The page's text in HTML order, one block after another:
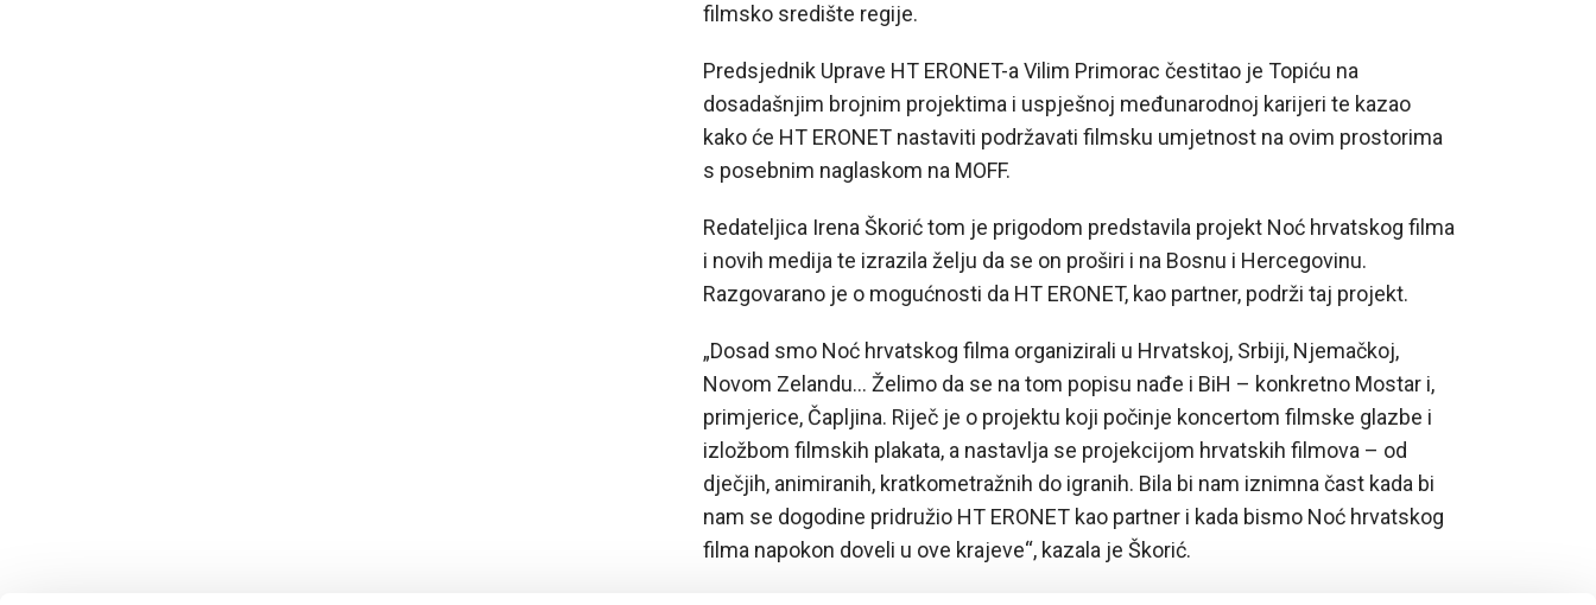
filmsko središte regije.
Predsjednik Uprave HT ERONET-a Vilim Primorac čestitao je Topiću na
dosadašnjim brojnim projektima i uspješnoj međunarodnoj karijeri te kazao
kako će HT ERONET nastaviti podržavati filmsku umjetnost na ovim prostorima
s posebnim naglaskom na MOFF.
Redateljica Irena Škorić tom je prigodom predstavila projekt Noć hrvatskog filma
i novih medija te izrazila želju da se on proširi i na Bosnu i Hercegovinu.
Razgovarano je o mogućnosti da HT ERONET, kao partner, podrži taj projekt.
„Dosad smo Noć hrvatskog filma organizirali u Hrvatskoj, Srbiji, Njemačkoj,
Novom Zelandu… Želimo da se na tom popisu nađe i BiH – konkretno Mostar i,
primjerice, Čapljina. Riječ je o projektu koji počinje koncertom filmske glazbe i
izložbom filmskih plakata, a nastavlja se projekcijom hrvatskih filmova – od
dječjih, animiranih, kratkometražnih do igranih. Bila bi nam iznimna čast kada bi
nam se dogodine pridružio HT ERONET kao partner i kada bismo Noć hrvatskog
filma napokon doveli u ove krajeve“, kazala je Škorić.